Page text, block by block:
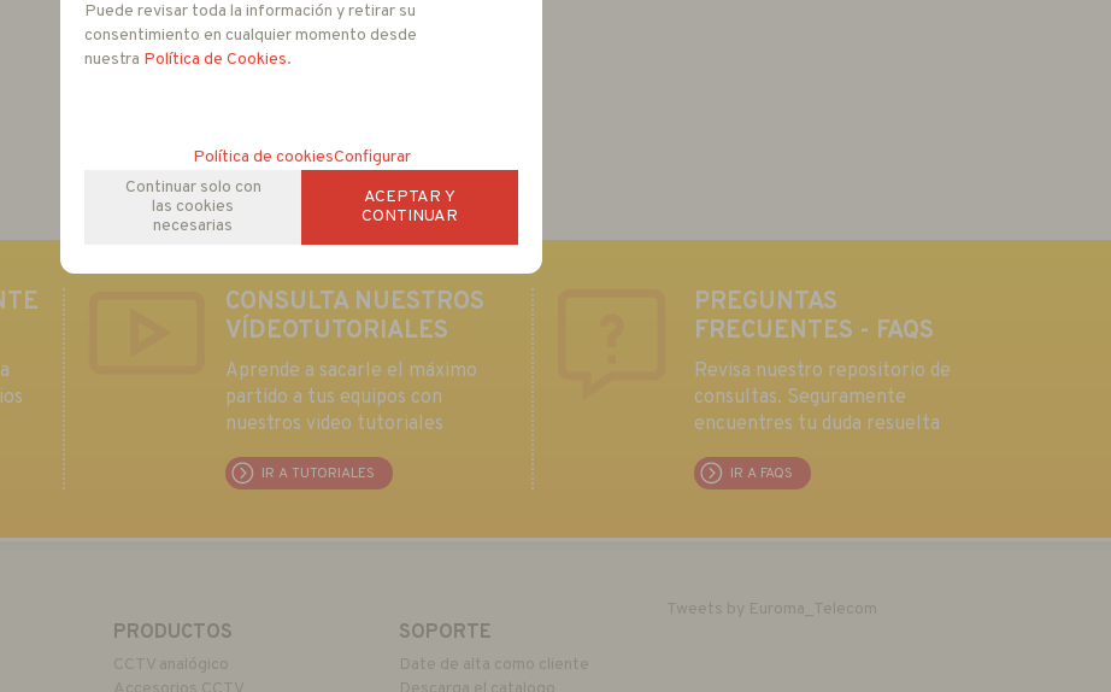
CONSULTA NUESTROS
VÍDEOTUTORIALES
Aprende a sacarle el máximo
partido a tus equipos con
nuestros video tutoriales
IR A TUTORIALES
PREGUNTAS
FRECUENTES - FAQS
Revisa nuestro repositorio de
consultas. Seguramente
encuentres tu duda resuelta
IR A FAQS
PRODUCTOS
CCTV analógico
SOPORTE
Date de alta como cliente
Tweets by Euroma_Telecom
Puede revisar toda la información y retirar su
consentimiento en cualquier momento desde
nuestra Política de Cookies.
Política de cookiesConfigurar
Continuar solo con
las cookies
necesarias
ACEPTAR Y
CONTINUAR